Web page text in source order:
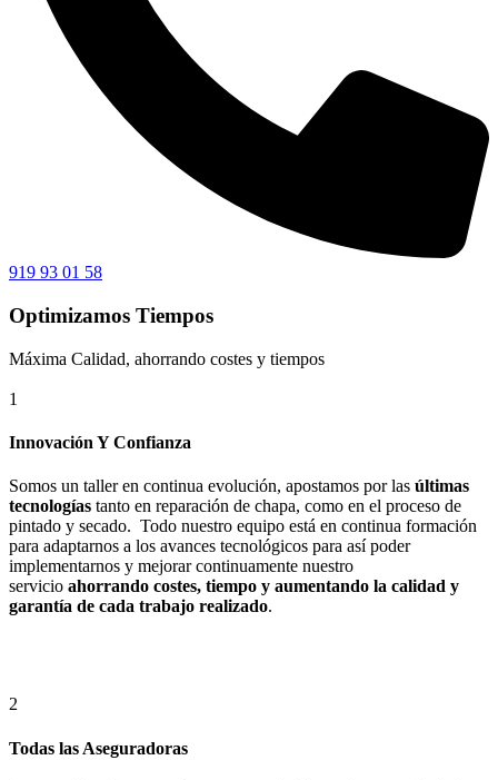
919 93 01 58
Optimizamos Tiempos
Máxima Calidad, ahorrando costes y tiempos
1
Innovación Y Confianza
Somos un taller en continua evolución, apostamos por las últimas
tecnologías tanto en reparación de chapa, como en el proceso de
pintado y secado. Todo nuestro equipo está en continua formación
para adaptarnos a los avances tecnológicos para así poder
implementarnos y mejorar continuamente nuestro
servicio ahorrando costes, tiempo y aumentando la calidad y
garantía de cada trabajo realizado.
2
Todas las Aseguradoras